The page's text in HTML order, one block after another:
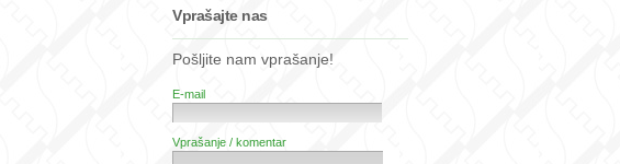
Vprašajte nas
Pošljite nam vprašanje!
E-mail
Vprašanje / komentar